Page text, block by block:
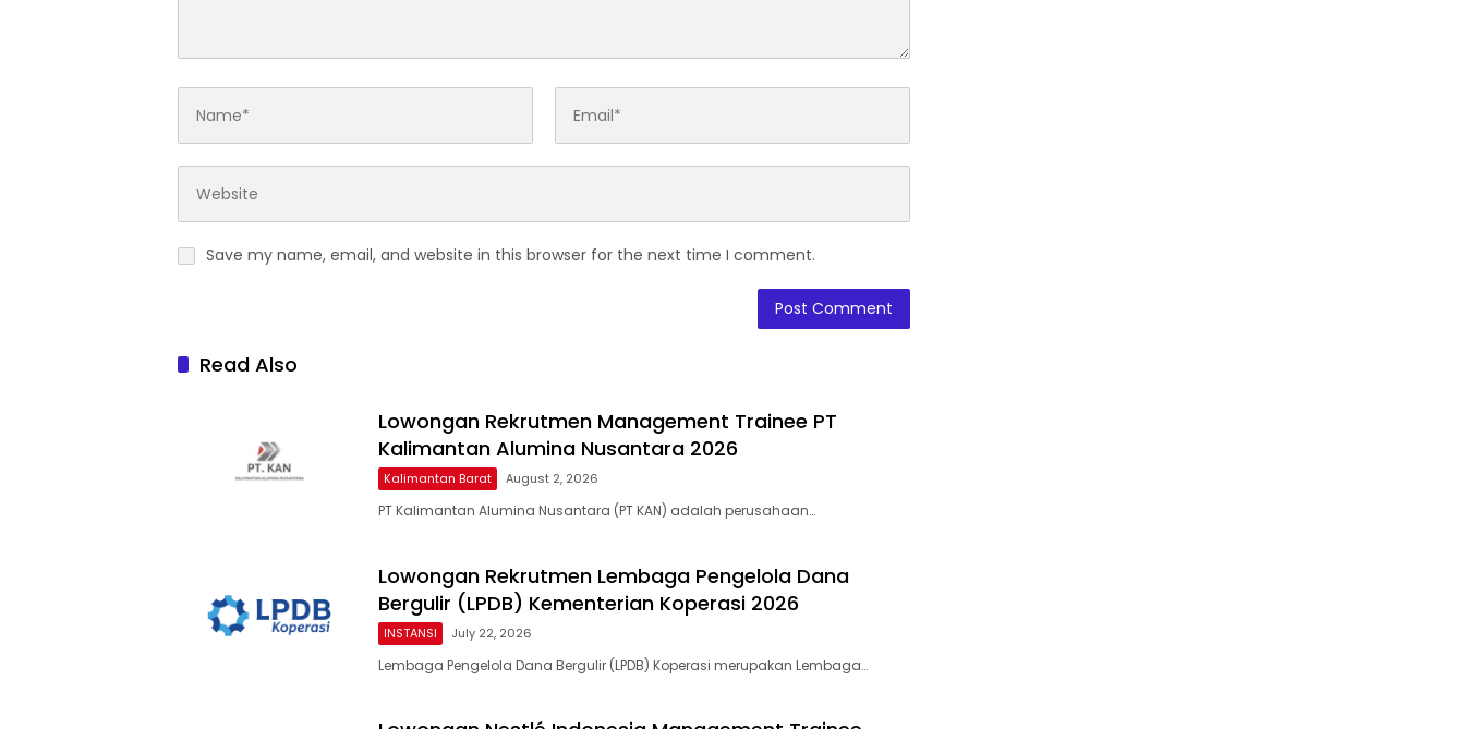
Save my name, email, and website in this browser for the next time I comment.
Read Also
Lowongan Rekrutmen Management Trainee PT
Kalimantan Alumina Nusantara 2026
Kalimantan Barat August 2, 2026
PT Kalimantan Alumina Nusantara (PT KAN) adalah perusahaan…
Lowongan Rekrutmen Lembaga Pengelola Dana
Bergulir (LPDB) Kementerian Koperasi 2026
INSTANSI July 22, 2026
Lembaga Pengelola Dana Bergulir (LPDB) Koperasi merupakan Lembaga…